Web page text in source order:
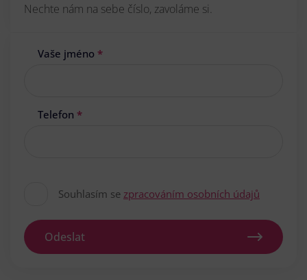
Nechte nám na sebe číslo, zavoláme si.
Vaše jméno *
Telefon *
Souhlasím se zpracováním osobních údajů
Odeslat